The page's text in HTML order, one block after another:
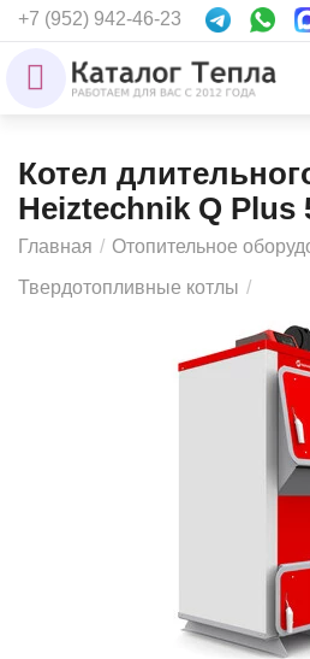
+7 (952) 942-46-23
Котел
Heiztechnik Q Plus
Главная / Отопительное
Твердотопливные котлы /